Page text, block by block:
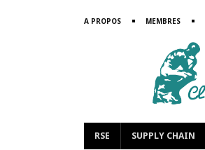
A PROPOS MEMBRES
RSE SUPPLY CHAIN